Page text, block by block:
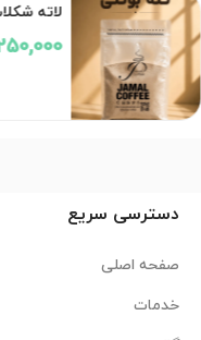
لاته
250,000
دسترسی سریع
صفحه اصلی
خدمات